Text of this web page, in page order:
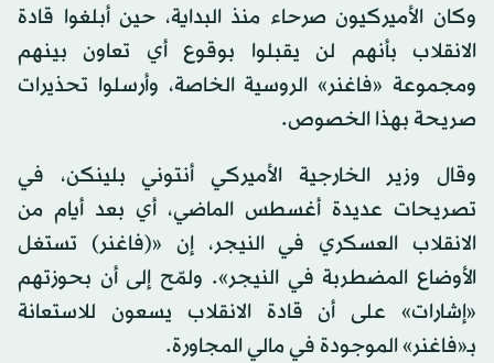
وكان الأميركيون صرحاء منذ البداية، حين أبلغوا قادة
الانقلاب بأنهم لن يقبلوا بوقوع أي تعاون بينهم
ومجموعة «فاغنر» الروسية الخاصة، وأرسلوا تحذيرات
صريحة بهذا الخصوص.
وقال وزير الخارجية الأميركي أنتوني بلينكن، في
تصريحات عديدة أغسطس الماضي، أي بعد أيام من
الانقلاب العسكري في النيجر، إن «(فاغنر) تستغل
الأوضاع المضطربة في النيجر». ولمّح إلى أن بحوزتهم
«إشارات» على أن قادة الانقلاب يسعون للاستعانة
بـ«فاغنر» الموجودة في مالي المجاورة.